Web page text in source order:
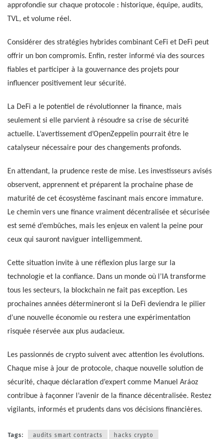
approfondie sur chaque protocole : historique, équipe, audits,
TVL, et volume réel.
Considérer des stratégies hybrides combinant CeFi et DeFi peut
offrir un bon compromis. Enfin, rester informé via des sources
fiables et participer à la gouvernance des projets pour
influencer positivement leur sécurité.
La DeFi a le potentiel de révolutionner la finance, mais
seulement si elle parvient à résoudre sa crise de sécurité
actuelle. L’avertissement d’OpenZeppelin pourrait être le
catalyseur nécessaire pour des changements profonds.
En attendant, la prudence reste de mise. Les investisseurs avisés
observent, apprennent et préparent la prochaine phase de
maturité de cet écosystème fascinant mais encore immature.
Le chemin vers une finance vraiment décentralisée et sécurisée
est semé d’embûches, mais les enjeux en valent la peine pour
ceux qui sauront naviguer intelligemment.
Cette situation invite à une réflexion plus large sur la
technologie et la confiance. Dans un monde où l’IA transforme
tous les secteurs, la blockchain ne fait pas exception. Les
prochaines années détermineront si la DeFi deviendra le pilier
d’une nouvelle économie ou restera une expérimentation
risquée réservée aux plus audacieux.
Les passionnés de crypto suivent avec attention les évolutions.
Chaque mise à jour de protocole, chaque nouvelle solution de
sécurité, chaque déclaration d’expert comme Manuel Aráoz
contribue à façonner l’avenir de la finance décentralisée. Restez
vigilants, informés et prudents dans vos décisions financières.
Tags: audits smart contracts
hacks crypto